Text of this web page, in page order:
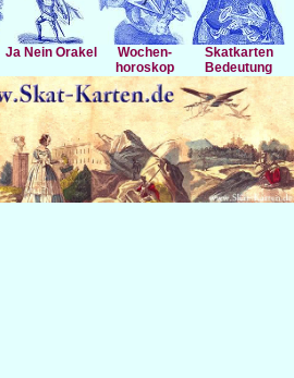
Ja Nein Orakel
Wochen-
horoskop
Skatkarten
Bedeutung